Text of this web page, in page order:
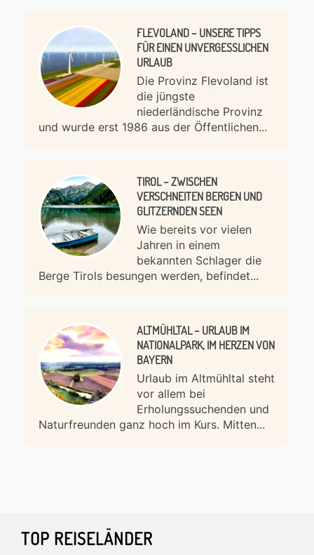
FLEVOLAND – UNSERE TIPPS
FÜR EINEN UNVERGESSLICHEN
URLAUB
Die Provinz Flevoland ist
die jüngste
niederländische Provinz
und wurde erst 1986 aus der Öffentlichen...
TIROL – ZWISCHEN
VERSCHNEITEN BERGEN UND
GLITZERNDEN SEEN
Wie bereits vor vielen
Jahren in einem
bekannten Schlager die
Berge Tirols besungen werden, befindet...
ALTMÜHLTAL – URLAUB IM
NATIONALPARK, IM HERZEN VON
BAYERN
Urlaub im Altmühltal steht
vor allem bei
Erholungssuchenden und
Naturfreunden ganz hoch im Kurs. Mitten...
Footer
TOP REISELÄNDER